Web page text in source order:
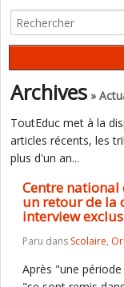
DE LA CONFIANCE
Archives »
ToutEduc met à la
articles récents, les
plus d'un an...
Centre national
un retour de la
interview
Paru dans Scolaire,
Après "une